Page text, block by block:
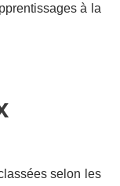
à la
selon les